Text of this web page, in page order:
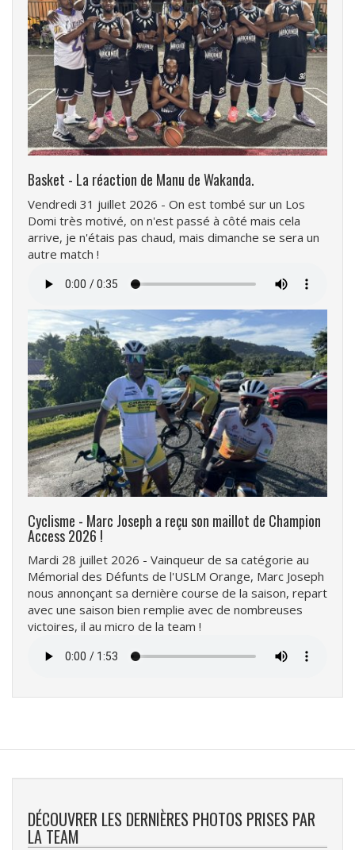
Basket - La réaction de Manu de Wakanda.
Vendredi 31 juillet 2026 - On est tombé sur un Los
Domi très motivé, on n'est passé à côté mais cela
arrive, je n'étais pas chaud, mais dimanche se sera un
autre match !
audio
Cyclisme - Marc Joseph a reçu son maillot de Champion
Access 2026 !
Mardi 28 juillet 2026 - Vainqueur de sa catégorie au
Mémorial des Défunts de l'USLM Orange, Marc Joseph
nous annonçant sa dernière course de la saison, repart
avec une saison bien remplie avec de nombreuses
victoires, il au micro de la team !
audio
DÉCOUVRER LES DERNIÈRES PHOTOS PRISES PAR
LA TEAM